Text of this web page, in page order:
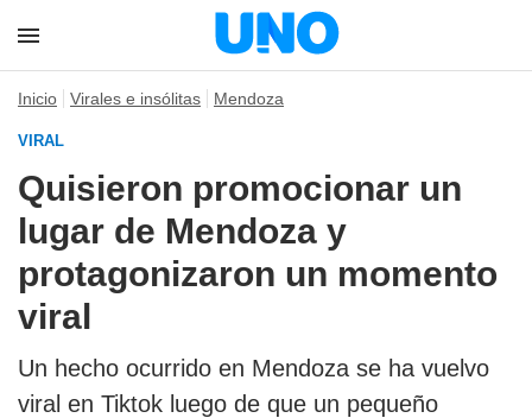
Inicio Virales e insólitas Mendoza
VIRAL
Quisieron promocionar un
lugar de Mendoza y
protagonizaron un momento
viral
Un hecho ocurrido en Mendoza se ha vuelvo
viral en Tiktok luego de que un pequeño